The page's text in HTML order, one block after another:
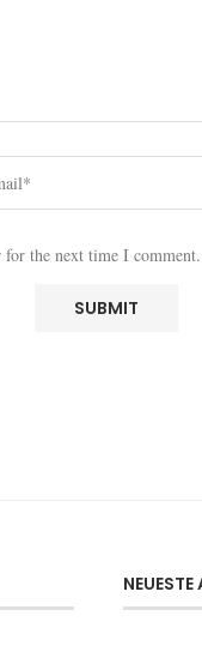
for the next time I comment.
NEUESTE